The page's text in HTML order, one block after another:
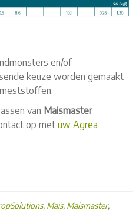
en/of
keuze worden gemaakt
van Maismaster
op met uw Agrea
, Maïs, Maismaster,